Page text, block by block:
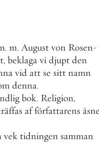
. m. August von Rosen-
, beklaga vi djupt den
vid att se sitt namn
denna.
bok. Religion,
af författarens
vek tidningen samman